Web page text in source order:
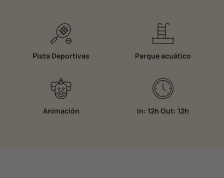
Pista Deportivas Parque acuático
Animación In: 12h Out: 12h